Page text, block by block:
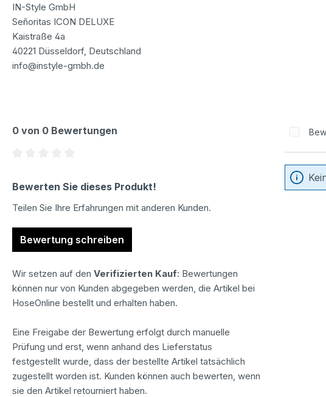
IN-Style GmbH
Señoritas ICON DELUXE
Kaistraße 4a
40221 Düsseldorf, Deutschland
info@instyle-gmbh.de
0 von 0 Bewertungen
Bewerten Sie dieses Produkt!
Teilen Sie Ihre Erfahrungen mit anderen Kunden.
Bewertung schreiben
Wir setzen auf den Verifizierten Kauf: Bewertungen
können nur von Kunden abgegeben werden, die Artikel bei
HoseOnline bestellt und erhalten haben.
Eine Freigabe der Bewertung erfolgt durch manuelle
Prüfung und erst, wenn anhand des Lieferstatus
festgestellt wurde, dass der bestellte Artikel tatsächlich
zugestellt worden ist. Kunden können auch bewerten, wenn
sie den Artikel retourniert haben.